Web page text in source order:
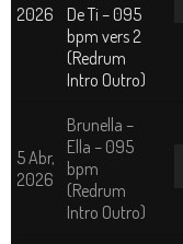
2026
De Ti – 095
bpm vers 2
(Redrum
Intro Outro)
5 Abr,
2026
Brunella –
Ella – 095
bpm
(Redrum
Intro Outro)